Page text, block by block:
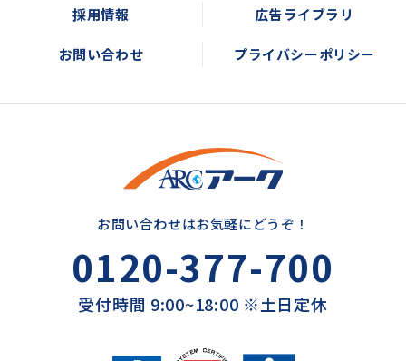
採用情報 広告ライブラリ
お問い合わせ プライバシーポリシー
お問い合わせはお気軽にどうぞ！
0120-377-700
受付時間 9:00~18:00 ※土日定休